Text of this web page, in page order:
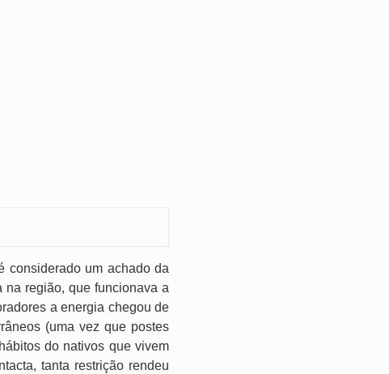
considerado um achado da
região, que funcionava a
a energia chegou de
(uma vez que postes
do nativos que vivem
tanta restrição rendeu